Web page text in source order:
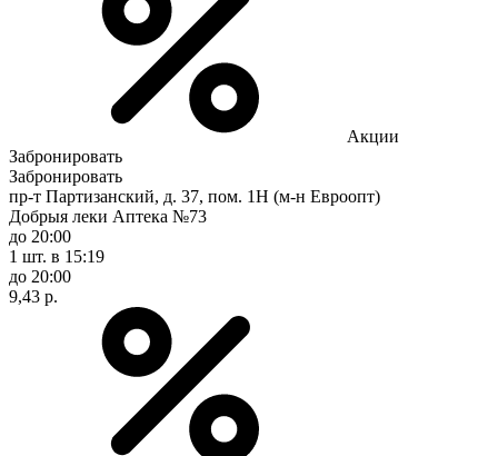
Акции
Забронировать
Забронировать
пр-т Партизанский, д. 37, пом. 1Н (м-н Евроопт)
Добрыя леки Аптека №73
до 20:00
1 шт. в 15:19
до 20:00
9,43 р.